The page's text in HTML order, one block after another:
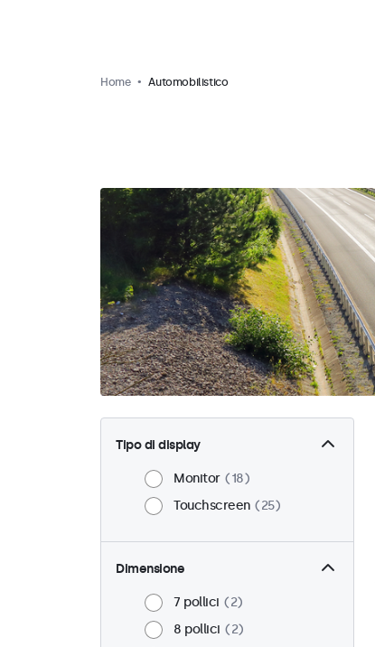
Home Automobilistico
Tipo di display
Monitor
18
Touchscreen
25
Dimensione
7 pollici
2
8 pollici
2